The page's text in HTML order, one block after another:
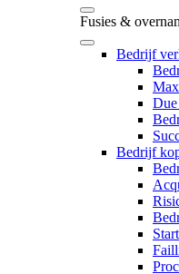
Fusies &
Bedrijf
Bedrijf